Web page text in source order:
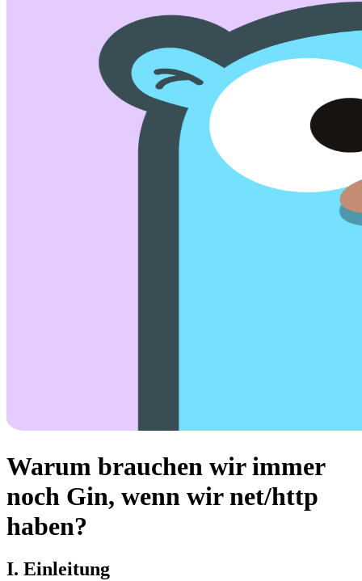
Warum brauchen wir immer
noch Gin, wenn wir net/http
haben?
I. Einleitung